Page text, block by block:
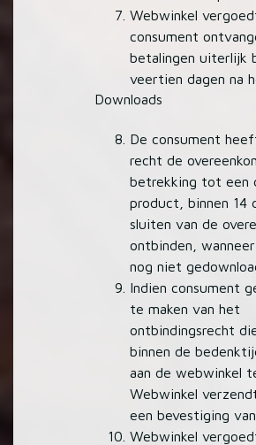
Webwinkel
consument
betalingen uiterlijk
veertien dagen na
Downloads
De consument
recht de
betrekking tot een
product, binnen 14
sluiten van de
ontbinden,
nog niet
Indien consument
te maken van het
ontbindingsrecht
binnen de
aan de webwinkel
Webwinkel
een bevestiging
Webwinkel